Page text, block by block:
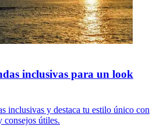
inclusivas para un look
inclusivas y destaca tu estilo único con
consejos útiles.